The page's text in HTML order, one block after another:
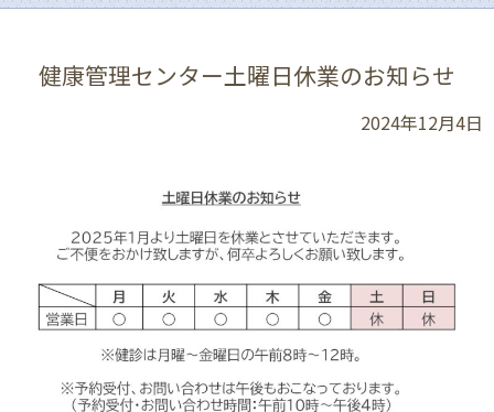
健康管理センター土曜日休業のお知らせ
2024年12月4日